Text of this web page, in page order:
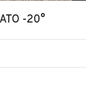
-20°